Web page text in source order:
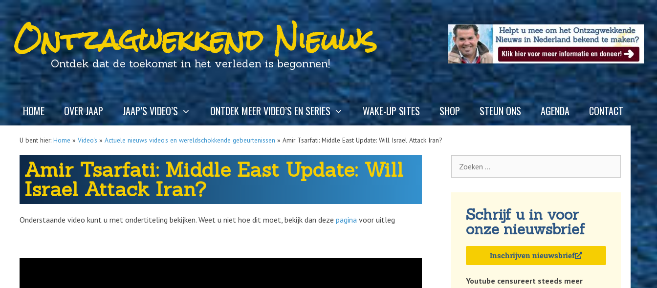
Ontzagwekkend Nieuws
Ontdek dat de toekomst in het verleden is begonnen!
HOME OVER JAAP JAAP’S VIDEO’S ONTDEK MEER VIDEO’S EN SERIES WAKE-UP SITES SHOP STEUN ONS AGENDA CONTACT
U bent hier: Home » Video's » Actuele nieuws video's en wereldschokkende gebeurtenissen » Amir Tsarfati: Middle East Update: Will Israel Attack Iran?
Amir Tsarfati: Middle East Update: Will
Israel Attack Iran?
Onderstaande video kunt u met ondertiteling bekijken. Weet u niet hoe dit moet, bekijk dan deze pagina voor uitleg Schrijf u in voor
onze nieuwsbrief
Inschrijven nieuwsbrief
Youtube censureert steeds meer